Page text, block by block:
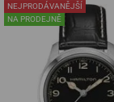
NEJPRODÁVANĚJŠÍ
NA PRODEJNĚ